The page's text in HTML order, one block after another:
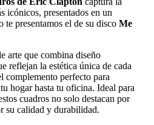
icónicos, presentados en un
te presentamos el de su disco Me
arte que combina diseño
reflejan la estética única de cada
complemento perfecto para
hogar hasta tu oficina. Ideal para
cuadros no solo destacan por
su calidad y durabilidad.